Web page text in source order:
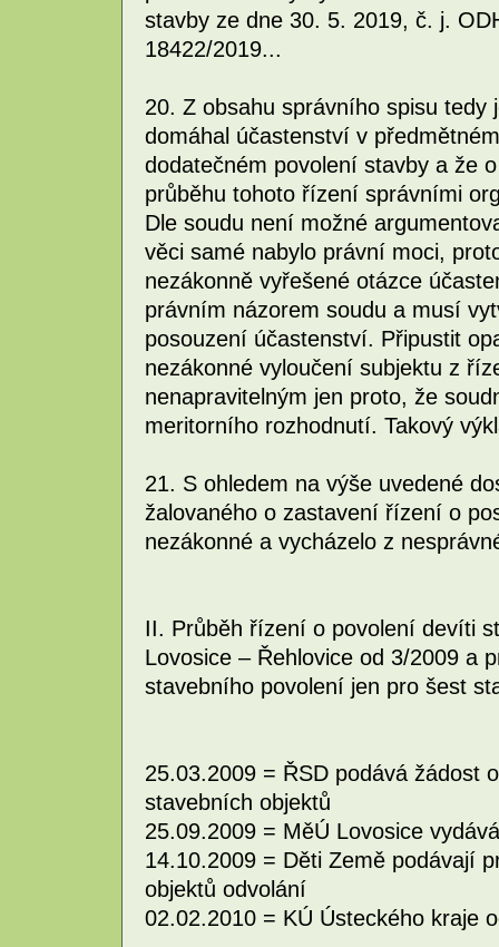
stavby ze dne 30. 5. 2019, č. j.
18422/2019...
20. Z obsahu správního spisu tedy
domáhal účastenství v
dodatečném povolení stavby a že
průběhu tohoto řízení správními
Dle soudu není možné
věci samé nabylo právní moci,
nezákonně vyřešené otázce
právním názorem soudu a musí
posouzení účastenství. Připustit
nezákonné vyloučení subjektu z
nenapravitelným jen proto, že
meritorního rozhodnutí. Takový
21. S ohledem na výše uvedené
žalovaného o zastavení řízení o
nezákonné a vycházelo z
II. Průběh řízení o povolení devíti
Lovosice – Řehlovice od 3/2009 a
stavebního povolení jen pro šest
25.03.2009 = ŘSD podává žádost
stavebních objektů
25.09.2009 = MěÚ Lovosice
14.10.2009 = Děti Země podávají
objektů odvolání
02.02.2010 = KÚ Ústeckého kraje